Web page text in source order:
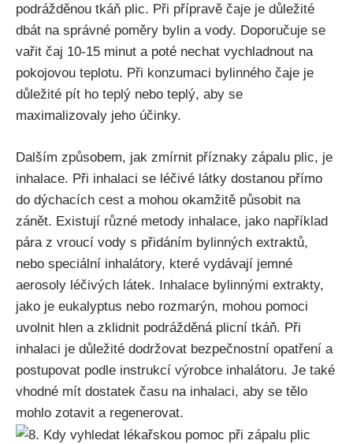
podrážděnou ​tkáň plic. Při přípravě čaje je důležité
dbát na správné poměry bylin⁣ a vody. Doporučuje se
vařit čaj 10-15 minut a⁣ poté ⁣nechat vychladnout na
pokojovou teplotu. Při ⁤konzumaci bylinného čaje ⁢je
⁣důležité ‌pít ho teplý nebo teplý, aby se
maximalizovaly jeho účinky.
Dalším způsobem, jak zmírnit příznaky‍ zápalu ⁤plic, je
inhalace. Při inhalaci se léčivé látky dostanou přímo‌
do dýchacích cest ​a mohou okamžitě působit na
zánět. Existují různé metody inhalace, ⁤jako ⁢například
pára z vroucí vody ⁢s přidáním bylinných⁣ extraktů,
⁢nebo speciální ‍inhalátory, které vydávají jemné
aerosoly léčivých ⁢látek. Inhalace bylinnými extrakty,
jako je eukalyptus nebo rozmarýn, mohou pomoci⁤
uvolnit hlen‍ a ⁢zklidnit ​podrážděná plicní tkáň. Při
inhalaci je důležité dodržovat ⁤bezpečnostní opatření a
postupovat​ podle instrukcí výrobce inhalátoru. Je​ také
vhodné mít dostatek času ‌na ⁤inhalaci,⁣ aby se tělo
mohlo‍ zotavit a regenerovat.